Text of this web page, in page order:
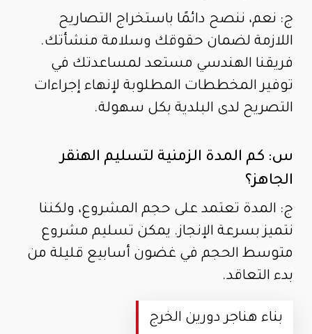
ج: نعم، ننصح دائمًا باستخراج التصاريح
اللازمة لضمان حقوقك وسلامة منشأتك.
فريقنا الهندسي مستعد لمساعدتك في
توفير المخططات المطلوبة لإنهاء إجراءات
التصريح لدى البلدية بكل سهولة.
س: كم المدة الزمنية لتسليم الهنقر
الجاهز؟
ج: المدة تعتمد على حجم المشروع، ولكننا
نتميز بسرعة الإنجاز. يمكن تسليم مشروع
متوسط الحجم في غضون أسابيع قليلة من
بدء التعاقد.
بناء هناجر دورين الخرج